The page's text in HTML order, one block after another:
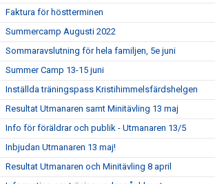
Faktura för höstterminen
Summercamp Augusti 2022
Sommaravslutning för hela familjen, 5e juni
Summer Camp 13-15 juni
Inställda träningspass Kristihimmelsfärdshelgen
Resultat Utmanaren samt Minitävling 13 maj
Info för föräldrar och publik - Utmanaren 13/5
Inbjudan Utmanaren 13 maj!
Resultat Utmanaren och Minitävling 8 april